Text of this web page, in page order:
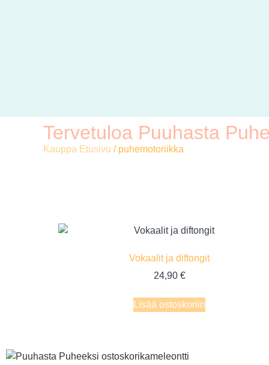
Tervetuloa Puuhasta
Kauppa Etusivu / puhemotoriikka
Vokaalit ja diftongit
24,90 €
Lisää ostoskoriin